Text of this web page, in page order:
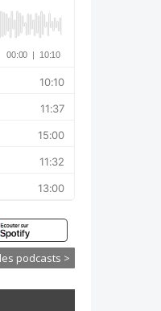
podcasts >